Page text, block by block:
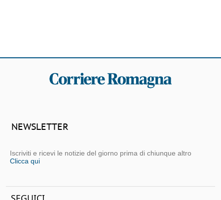
NEWSLETTER
Iscriviti e ricevi le notizie del giorno prima di chiunque altro
Clicca qui